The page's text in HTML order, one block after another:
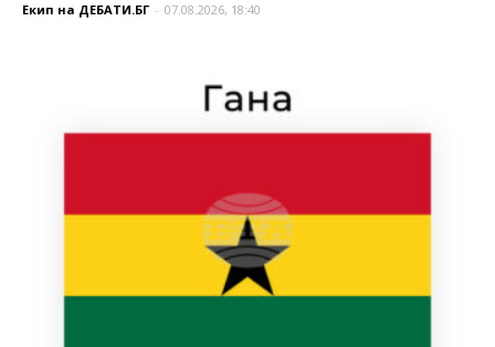
Екип на ДЕБАТИ.БГ - 07.08.2026, 18:40